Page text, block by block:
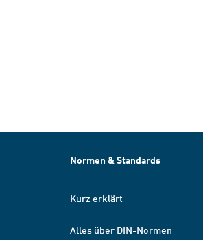
Normen & Standards
Kurz erklärt
Alles über DIN-Normen